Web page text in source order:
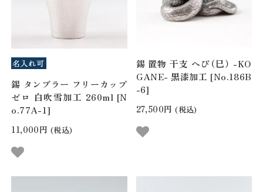
錫 タンブラー フリーカップ
ゼロ 白吹雪加工 260ml [N
o.77A-1]
11,000円 (税込)
錫 置物 干支 へび（巳） -KO
GANE- 黒漆加工 [No.186B
-6]
27,500円 (税込)